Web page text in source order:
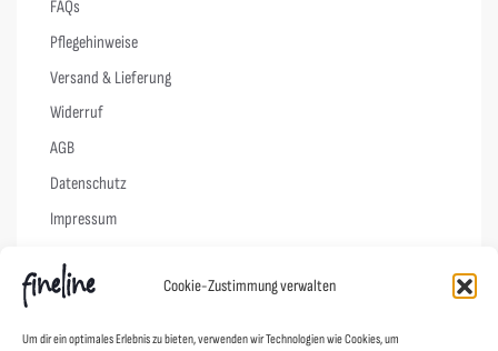
Cookie-Zustimmung verwalten
Um dir ein optimales Erlebnis zu bieten, verwenden wir Technologien wie Cookies, um
FAQs
Pflegehinweise
Versand & Lieferung
Widerruf
AGB
Datenschutz
Impressum